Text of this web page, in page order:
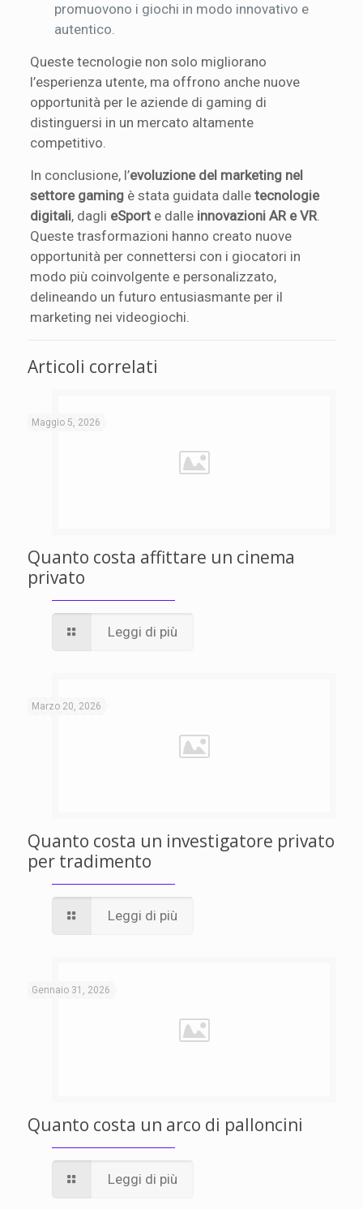
promuovono i giochi in modo innovativo e
autentico.
Queste tecnologie non solo migliorano
l’esperienza utente, ma offrono anche nuove
opportunità per le aziende di gaming di
distinguersi in un mercato altamente
competitivo.
In conclusione, l’evoluzione del marketing nel
settore gaming è stata guidata dalletecnologie
digitali, dagli eSport e dalle innovazioni AR e VR.
Queste trasformazioni hanno creato nuove
opportunità per connettersi con i giocatori in
modo più coinvolgente e personalizzato,
delineando un futuro entusiasmante per il
marketing nei videogiochi.
Articoli correlati
Maggio 5, 2026
Quanto costa affittare un cinema
privato
Leggi di più
Marzo 20, 2026
Quanto costa un investigatore privato
per tradimento
Leggi di più
Gennaio 31, 2026
Quanto costa un arco di palloncini
Leggi di più